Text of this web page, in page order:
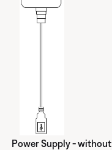
Power Supply - without